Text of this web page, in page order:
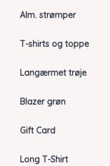
Alm. strømper
T-shirts og toppe
Langærmet trøje
Blazer grøn
Gift Card
Long T-Shirt